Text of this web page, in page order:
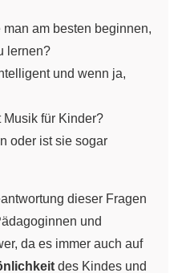
man am besten beginnen,
lernen?
und wenn ja,
für Kinder?
oder ist sie sogar
dieser Fragen
und
da es immer auch auf
des Kindes und